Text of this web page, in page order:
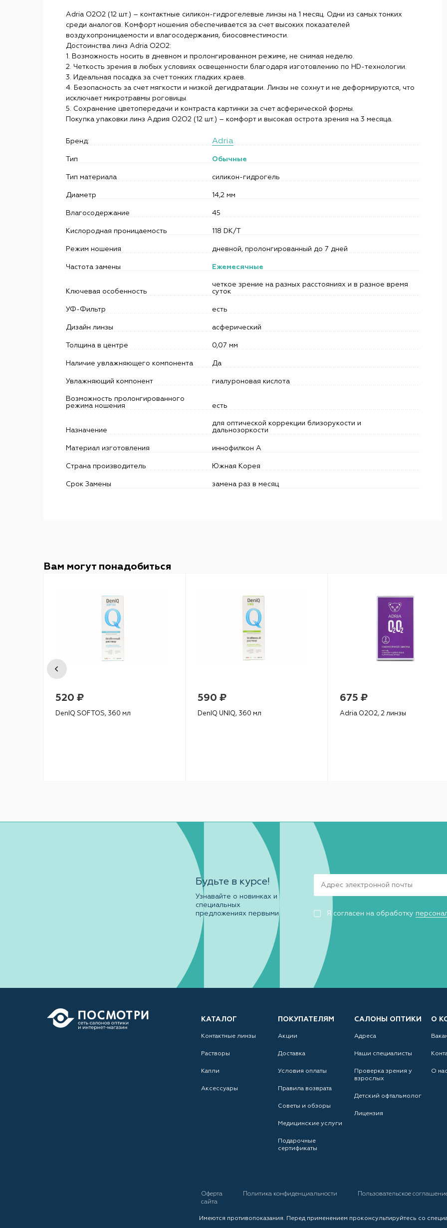
Adria O2O2 (12 шт.) – контактные силикон-гидрогелевые линзы на 1 месяц. Одни из самых тонких
среди аналогов. Комфорт ношения обеспечивается за счет высоких показателей
воздухопроницаемости и влагосодержания, биосовместимости.
Достоинства линз Adria O2O2:
1. Возможность носить в дневном и пролонгированном режиме, не снимая неделю.
2. Четкость зрения в любых условиях освещенности благодаря изготовлению по HD-технологии.
3. Идеальная посадка за счет тонких гладких краев.
4. Безопасность за счет мягкости и низкой дегидратации. Линзы не сохнут и не деформируются, что
исключает микротравмы роговицы.
5. Сохранение цветопередачи и контраста картинки за счет асферической формы.
Покупка упаковки линз Адрия O2O2 (12 шт.) – комфорт и высокая острота зрения на 3 месяца.
Бренд: Adria
Тип Обычные
Тип материала силикон-гидрогель
Диаметр 14,2 мм
Влагосодержание 45
Кислородная проницаемость 118 DK/T
Режим ношения дневной, пролонгированный до 7 дней
Частота замены Ежемесячные
Ключевая особенность
четкое зрение на разных расстояниях и в разное время
суток
УФ-Фильтр есть
Дизайн линзы асферический
Толщина в центре 0,07 мм
Наличие увлажняющего компонента Да
Увлажняющий компонент гиалуроновая кислота
Возможность пролонгированного
режима ношения
есть
Назначение
для оптической коррекции близорукости и
дальнозоркости
Материал изготовления иннофилкон A
Страна производитель Южная Корея
Срок Замены замена раз в месяц
Вам могут понадобиться
520 ₽
DenIQ SOFTOS, 360 мл
590 ₽
DenIQ UNIQ, 360 мл
675 ₽
Adria O2O2, 2 линзы
Будьте в курсе!
Узнавайте о новинках и
специальных
предложениях первыми
Я согласен на обработку
КАТАЛОГ
Контактные линзы
Растворы
Капли
Аксессуары
ПОКУПАТЕЛЯМ
Акции
Доставка
Условия оплаты
Правила возврата
Советы и обзоры
Медицинские услуги
Подарочные
сертификаты
САЛОНЫ ОПТИКИ
Адреса
Наши специалисты
Проверка зрения у
взрослых
Детский офтальмолог
Лицензия
О
О нас
Оферта Политика конфиденциальности Пользовательское
сайта
Имеются противопоказания. Перед применением проконсультируйтесь со